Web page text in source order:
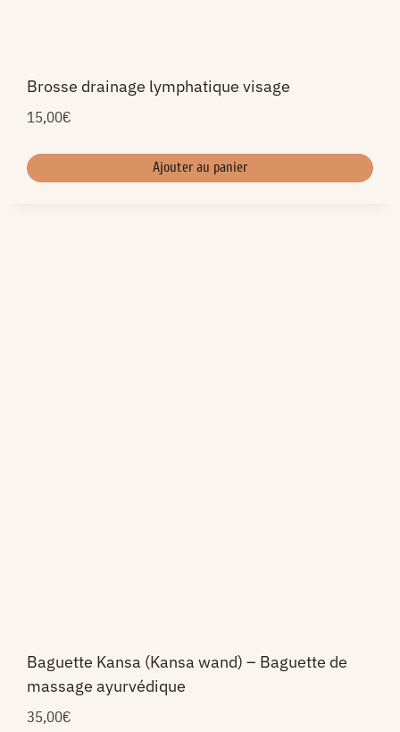
Brosse drainage lymphatique visage
15,00€
Ajouter au panier
Baguette Kansa (Kansa wand) – Baguette de
massage ayurvédique
35,00€